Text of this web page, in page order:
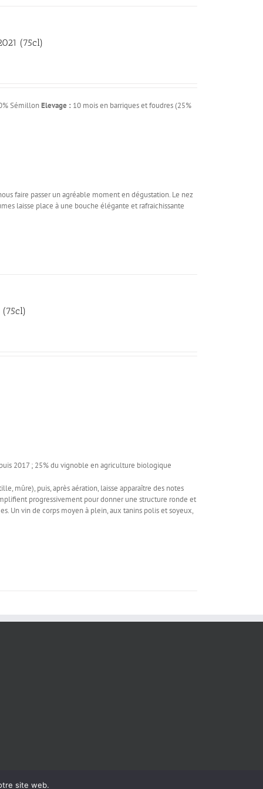
(75cl)
SémillonElevage : 10 mois en barriques et foudres (25%
faire passer un agréable moment en dégustation. Le nez
laisse place à une bouche élégante et rafraichissante
(75cl)
2017 ; 25% du vignoble en agriculture biologique
mûre), puis, après aération, laisse apparaître des notes
progressivement pour donner une structure ronde et
Un vin de corps moyen à plein, aux tanins polis et soyeux,
site web.